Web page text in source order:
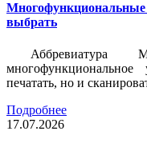
Многофункциональные
выбрать
Аббревиатура
печатать, но и
Подробнее
17.07.2026